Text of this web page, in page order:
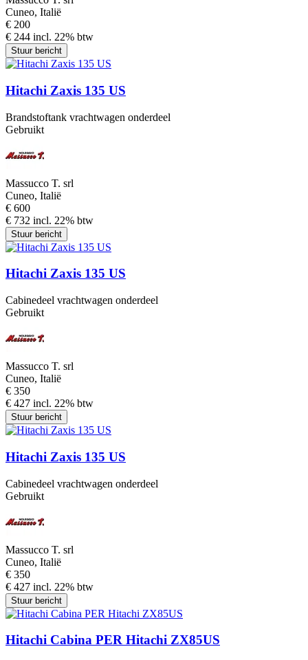
Cuneo, Italië
€ 200
€ 244 incl. 22% btw
Stuur bericht
Hitachi Zaxis 135 US
Brandstoftank vrachtwagen onderdeel
Gebruikt
Massucco T. srl
Cuneo, Italië
€ 600
€ 732 incl. 22% btw
Stuur bericht
Hitachi Zaxis 135 US
Cabinedeel vrachtwagen onderdeel
Gebruikt
Massucco T. srl
Cuneo, Italië
€ 350
€ 427 incl. 22% btw
Stuur bericht
Hitachi Zaxis 135 US
Cabinedeel vrachtwagen onderdeel
Gebruikt
Massucco T. srl
Cuneo, Italië
€ 350
€ 427 incl. 22% btw
Stuur bericht
Hitachi Cabina PER Hitachi ZX85US